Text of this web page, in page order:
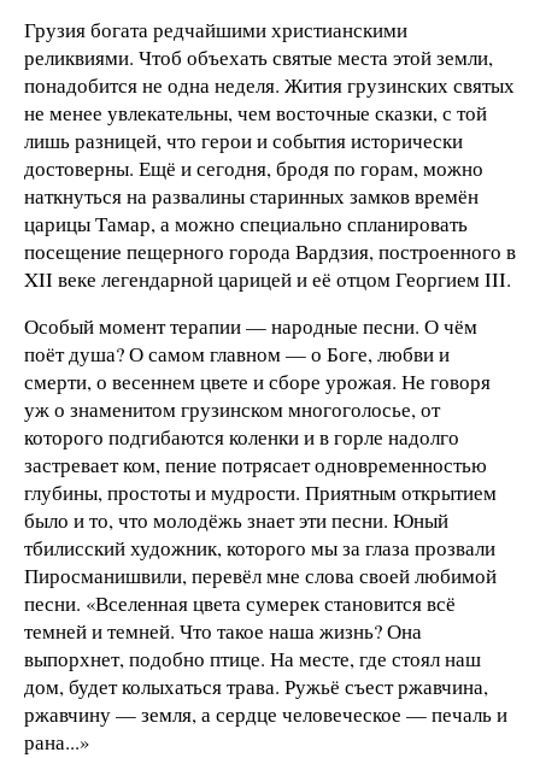
Грузия богата редчайшими христианскими
реликвиями. Чтоб объехать святые места этой земли,
понадобится не одна неделя. Жития грузинских святых
не менее увлекательны, чем восточные сказки, с той
лишь разницей, что герои и события исторически
достоверны. Ещё и сегодня, бродя по горам, можно
наткнуться на развалины старинных замков времён
царицы Тамар, а можно специально спланировать
посещение пещерного города Вардзия, построенного в
XII веке легендарной царицей и её отцом Георгием III.
Особый момент терапии — народные песни. О чём
поёт душа? О самом главном — о Боге, любви и
смерти, о весеннем цвете и сборе урожая. Не говоря
уж о знаменитом грузинском многоголосье, от
которого подгибаются коленки и в горле надолго
застревает ком, пение потрясает одновременностью
глубины, простоты и мудрости. Приятным открытием
было и то, что молодёжь знает эти песни. Юный
тбилисский художник, которого мы за глаза прозвали
Пиросманишвили, перевёл мне слова своей любимой
песни. «Вселенная цвета сумерек становится всё
темней и темней. Что такое наша жизнь? Она
выпорхнет, подобно птице. На месте, где стоял наш
дом, будет колыхаться трава. Ружьё съест ржавчина,
ржавчину — земля, а сердце человеческое — печаль и
рана...»